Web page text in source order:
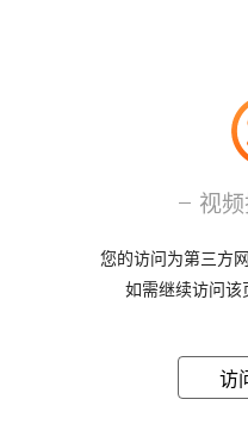
视
您的访问为第三方
如需继续访问
访